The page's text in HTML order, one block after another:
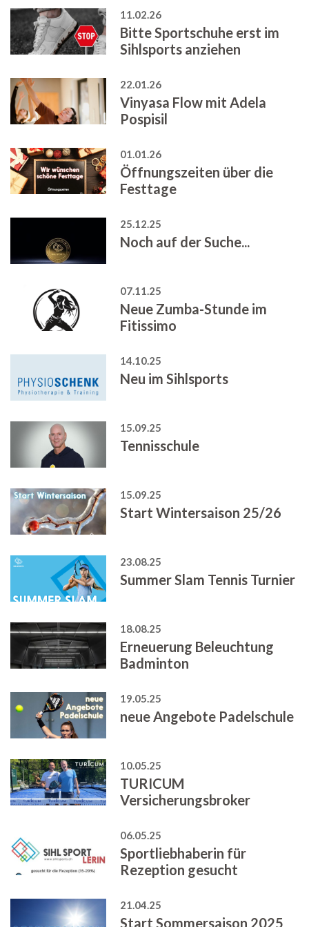
11.02.26
Bitte Sportschuhe erst im
Sihlsports anziehen
22.01.26
Vinyasa Flow mit Adela
Pospisil
01.01.26
Öffnungszeiten über die
Festtage
25.12.25
Noch auf der Suche...
07.11.25
Neue Zumba-Stunde im
Fitissimo
14.10.25
Neu im Sihlsports
15.09.25
Tennisschule
15.09.25
Start Wintersaison 25/26
23.08.25
Summer Slam Tennis Turnier
18.08.25
Erneuerung Beleuchtung
Badminton
19.05.25
neue Angebote Padelschule
10.05.25
TURICUM
Versicherungsbroker
06.05.25
Sportliebhaberin für
Rezeption gesucht
21.04.25
Start Sommersaison 2025